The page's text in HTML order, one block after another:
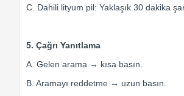
C. Dahili lityum pil: Yaklaşık 30 dakika
5. Çağrı Yanıtlama
A. Gelen arama → kısa basın.
B. Aramayı reddetme → uzun basın.